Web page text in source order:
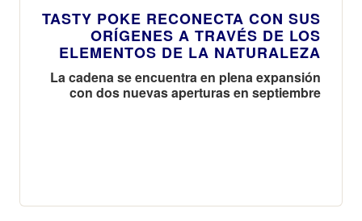
TASTY POKE RECONECTA CON SUS
ORÍGENES A TRAVÉS DE LOS
ELEMENTOS DE LA NATURALEZA
La cadena se encuentra en plena expansión
con dos nuevas aperturas en septiembre